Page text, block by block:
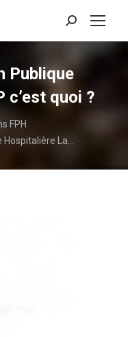
Recherche
:
Publique
c’est quoi ?
FPH
La…